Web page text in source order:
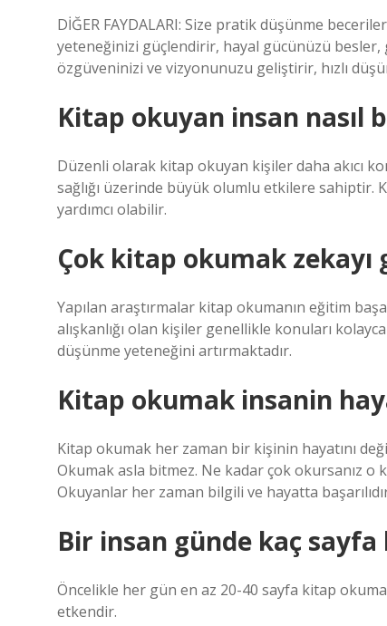
DİĞER FAYDALARI: Size pratik düşünme
yeteneğinizi güçlendirir, hayal gücünüzü besler,
özgüveninizi ve vizyonunuzu geliştirir, hızlı
Kitap okuyan insan nasıl
Düzenli olarak kitap okuyan kişiler daha akıcı
sağlığı üzerinde büyük olumlu etkilere
yardımcı olabilir.
Çok kitap okumak
Yapılan araştırmalar kitap okumanın eğitim
alışkanlığı olan kişiler genellikle konuları
düşünme yeteneğini artırmaktadır.
Kitap okumak insanin
Kitap okumak her zaman bir kişinin hayatını
Okumak asla bitmez. Ne kadar çok okursanız o
Okuyanlar her zaman bilgili ve hayatta
Bir insan günde kaç
Öncelikle her gün en az 20-40 sayfa kitap
etkendir.